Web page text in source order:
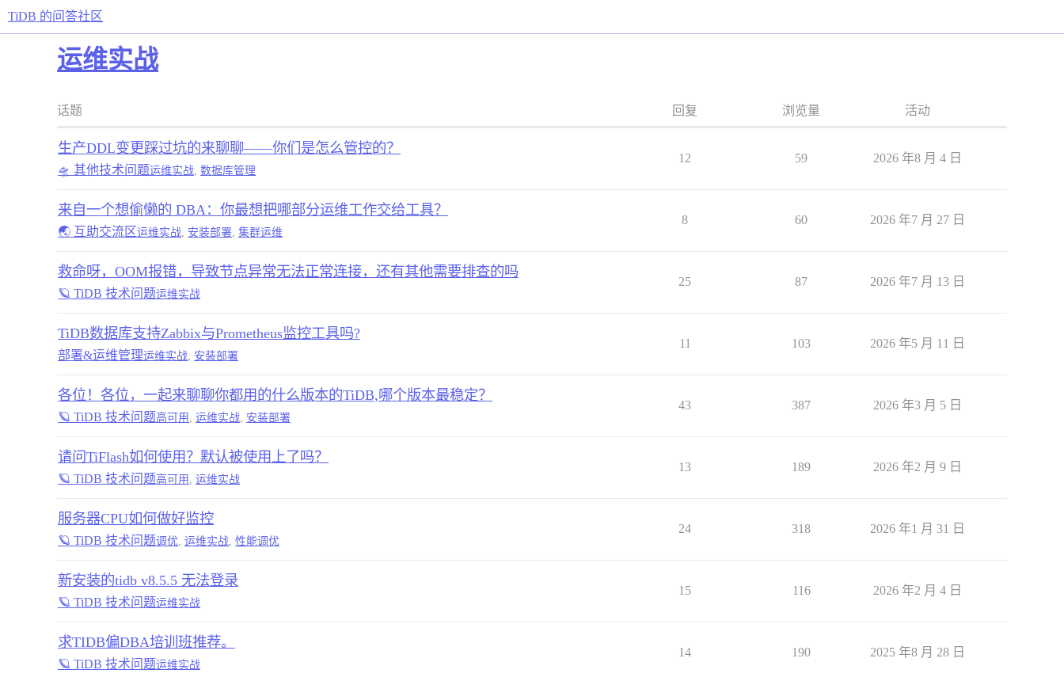
TiDB 的问答社区
运维实战
话题 回复 浏览量 活动
生产DDL变更踩过坑的来聊聊——你们是怎么管控的？
🛸 其他技术问题运维实战 数据库管理
12 59 2026 年8 月 4 日
来自一个想偷懒的 DBA：你最想把哪部分运维工作交给工具？
🌏 互助交流区运维实战 安装部署 集群运维
8 60 2026 年7 月 27 日
救命呀，OOM报错，导致节点异常无法正常连接，还有其他需要排查的吗
🪐 TiDB 技术问题运维实战
25 87 2026 年7 月 13 日
TiDB数据库支持Zabbix与Prometheus监控工具吗?
部署&运维管理运维实战 安装部署
11 103 2026 年5 月 11 日
各位！各位，一起来聊聊你都用的什么版本的TiDB,哪个版本最稳定？
🪐 TiDB 技术问题高可用 运维实战 安装部署
43 387 2026 年3 月 5 日
请问TiFlash如何使用？默认被使用上了吗？
🪐 TiDB 技术问题高可用 运维实战
13 189 2026 年2 月 9 日
服务器CPU如何做好监控
🪐 TiDB 技术问题调优 运维实战 性能调优
24 318 2026 年1 月 31 日
新安装的tidb v8.5.5 无法登录
🪐 TiDB 技术问题运维实战
15 116 2026 年2 月 4 日
求TIDB偏DBA培训班推荐。
🪐 TiDB 技术问题运维实战
14 190 2025 年8 月 28 日